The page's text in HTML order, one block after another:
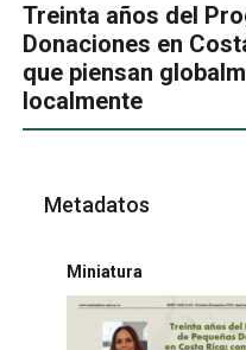
Treinta años del
Donaciones en
que piensan
localmente
Metadatos
Miniatura